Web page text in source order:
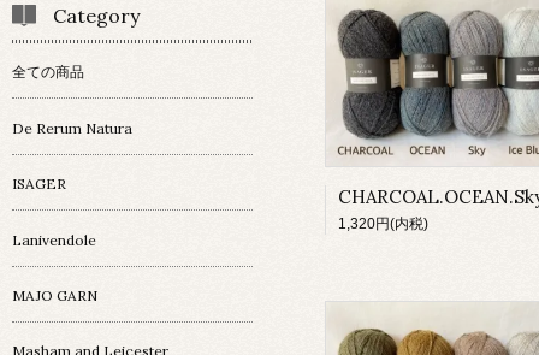
1,320円(内税)
Category
全ての商品
De Rerum Natura
ISAGER
Lanivendole
MAJO GARN
Masham and Leicester